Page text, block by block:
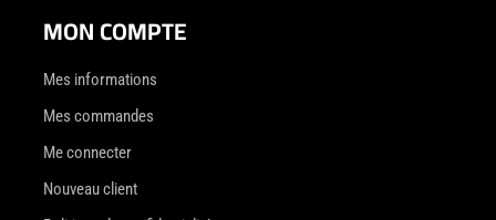
MON COMPTE
Mes informations
Mes commandes
Me connecter
Nouveau client